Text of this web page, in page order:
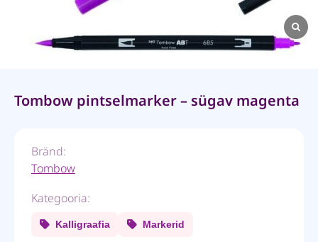
Tombow pintselmarker – sügav magenta
Bränd:
Tombow
Kategooria:
Kalligraafia Markerid